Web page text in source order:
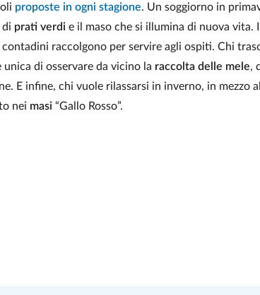
proposte in ogni stagione. Un soggiorno in
di prati verdi e il maso che si illumina di nuova vita.
raccolgono per servire agli ospiti. Chi
unica di osservare da vicino la raccolta delle mele,
E infine, chi vuole rilassarsi in inverno, in mezzo
nei masi “Gallo Rosso”.